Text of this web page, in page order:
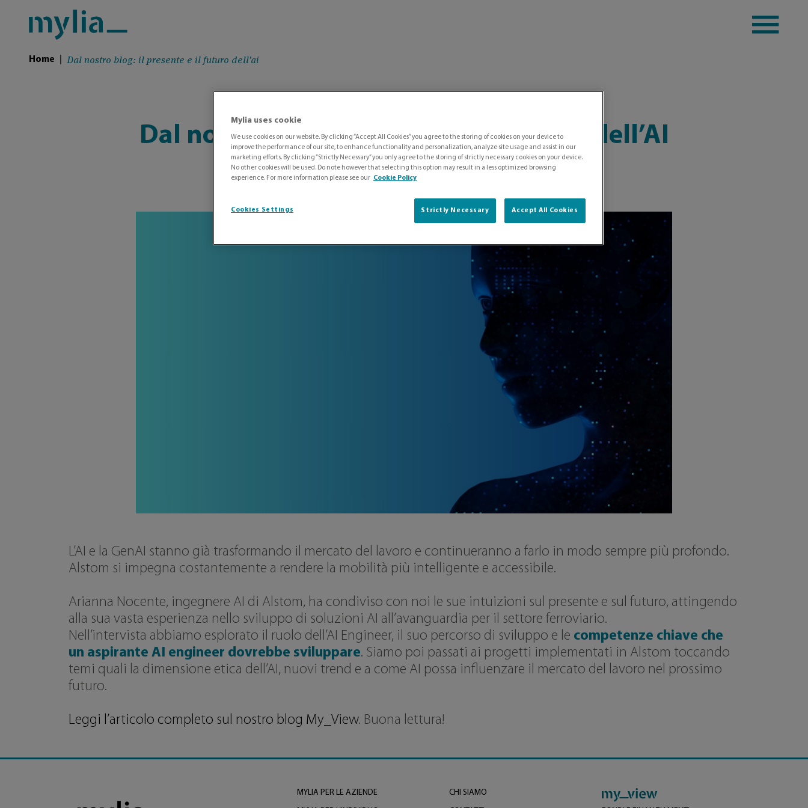
Home Dal nostro blog: il presente e il futuro dell’ai
Dal nostro blog: il presente e il futuro dell’AI
L’AI e la GenAI stanno già trasformando il mercato del lavoro e continueranno a farlo in modo sempre più profondo.
Alstom si impegna costantemente a rendere la mobilità più intelligente e accessibile.
Arianna Nocente, ingegnere AI di Alstom, ha condiviso con noi le sue intuizioni sul presente e sul futuro, attingendo
alla sua vasta esperienza nello sviluppo di soluzioni AI all’avanguardia per il settore ferroviario.
Nell’intervista abbiamo esplorato il ruolo dell’AI Engineer, il suo percorso di sviluppo e le competenze chiave che
un aspirante AI engineer dovrebbe sviluppare. Siamo poi passati ai progetti implementati in Alstom toccando
temi quali la dimensione etica dell’AI, nuovi trend e a come AI possa influenzare il mercato del lavoro nel prossimo
futuro.
Leggi l’articolo completo sul nostro blog My_View. Buona lettura!
MYLIA PER LE AZIENDE CHI SIAMO
Mylia uses cookie
We use cookies on our website. By clicking “Accept All Cookies” you agree to the storing of cookies on your device to
improve the performance of our site, to enhance functionality and personalization, analyze site usage and assist in our
marketing efforts. By clicking “Strictly Necessary” you only agree to the storing of strictly necessary cookies on your device.
No other cookies will be used. Do note however that selecting this option may result in a less optimized browsing
experience. For more information please see our Cookie Policy
Strictly Necessary Accept All Cookies
Cookies Settings